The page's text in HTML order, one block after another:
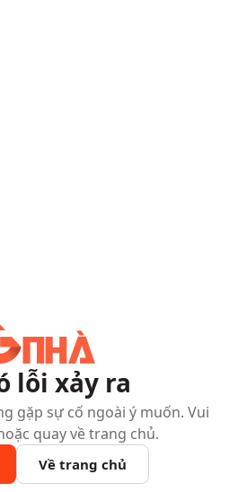
lỗi xảy ra
gặp sự cố ngoài ý muốn. Vui
quay về trang chủ.
Về trang chủ